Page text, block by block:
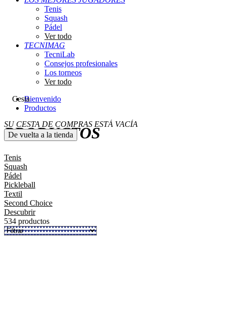
Tenis
Squash
Pádel
Ver todo
TECNIMAG
TecniLab
Consejos profesionales
Los torneos
Ver todo
Cesta
SU CESTA DE COMPRAS ESTÁ VACÍA
De vuelta a la tienda
Bienvenido
Productos
PRODUCTOS
Tenis
Squash
Pádel
Pickleball
Textil
Second Choice
Descubrir
534 productos